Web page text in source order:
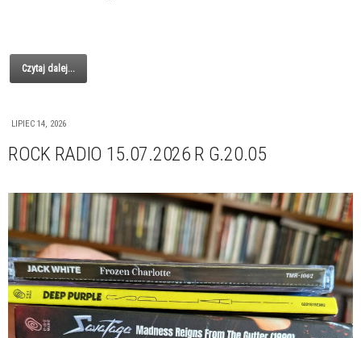
Czytaj dalej...
LIPIEC 14, 2026
ROCK RADIO 15.07.2026 R G.20.05